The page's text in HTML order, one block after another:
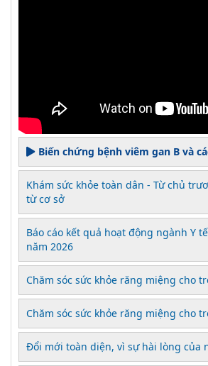
Biến chứng bệnh viêm gan B và
Khám sức khỏe toàn dân - Từ chủ
từ cơ sở
Báo cáo kết quả hoạt động ngành Y
năm 2026
Chăm sóc sức khỏe răng miệng cho
Chăm sóc sức khỏe răng miệng cho
Đổi mới toàn diện, vì sự hài lòng của